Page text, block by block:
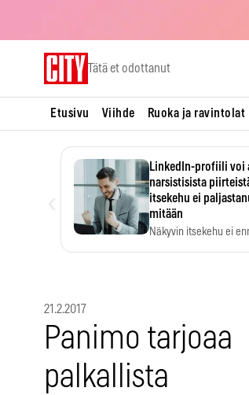
Tätä et odottanut
Etusivu Viihde Ruoka ja ravintolat
LinkedIn-profiili voi
narsistisista
itsekehu ei
mitään
Näkyvin itsekehu ei
21.2.2017
Panimo tarjoaa
palkallista